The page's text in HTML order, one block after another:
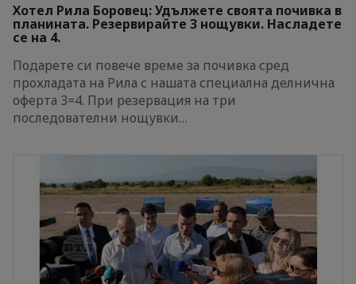
Хотел Рила Боровец: Удължете своята почивка в
планината. Резервирайте 3 нощувки. Насладете
се на 4.
Подарете си повече време за почивка сред
прохладата на Рила с нашата специална делнична
оферта 3=4. При резервация на три
последователни нощувки…